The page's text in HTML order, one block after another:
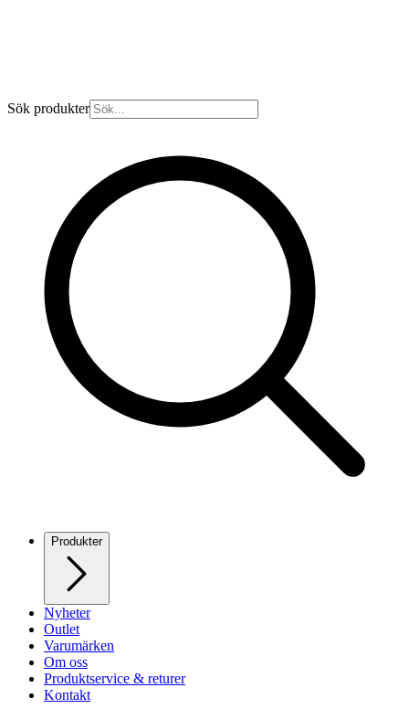
Sök produkter
Produkter
Nyheter
Outlet
Varumärken
Om oss
Produktservice & returer
Kontakt